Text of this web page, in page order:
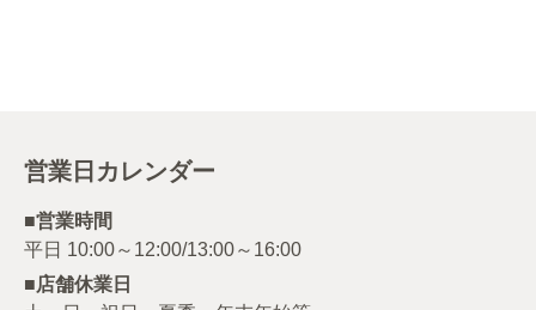
営業日カレンダー
■営業時間
■店舗休業日